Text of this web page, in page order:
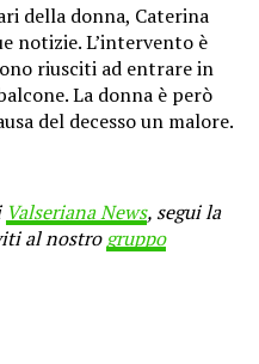
della donna, Caterina
notizie. L’intervento è
riusciti ad entrare in
La donna è però
del decesso un malore.
Valseriana News, segui la
al nostrogruppo